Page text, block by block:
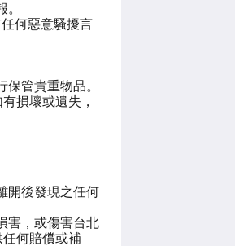
何惡意騷擾言
管貴重物品。
損壞或遺失，
開後發現之任何
害，或傷害台北
何賠償或補